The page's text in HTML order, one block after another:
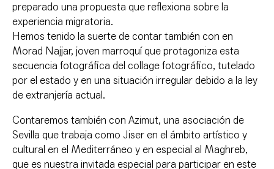
preparado una propuesta que reflexiona sobre la
experiencia migratoria.
Hemos tenido la suerte de contar también con en
Morad Najjar, joven marroquí que protagoniza esta
secuencia fotográfica del collage fotográfico, tutelado
por el estado y en una situación irregular debido a la ley
de extranjería actual.
Contaremos también con Azimut, una asociación de
Sevilla que trabaja como Jiser en el ámbito artístico y
cultural en el Mediterráneo y en especial al Maghreb,
que es nuestra invitada especial para participar en este